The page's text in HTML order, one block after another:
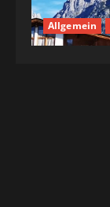
Allgemein